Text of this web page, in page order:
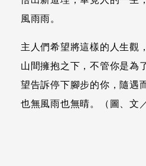
風雨雨。
主人們希望將這樣的人生觀
山間擁抱之下，不管你是為
望告訴停下腳步的你，隨遇
也無風雨也無晴。（圖、文